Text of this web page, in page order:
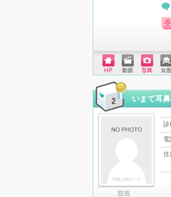
最
ホーム
ページ
動画 写真 女医
いまて耳
院長
診
住